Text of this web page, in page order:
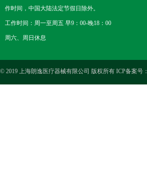
作时间，中国大陆法定节假日除外。
工作时间：周一至周五 早9：00-晚18：00
周六、周日休息
© 2019 上海朗逸医疗器械有限公司 版权所有 ICP备案号：